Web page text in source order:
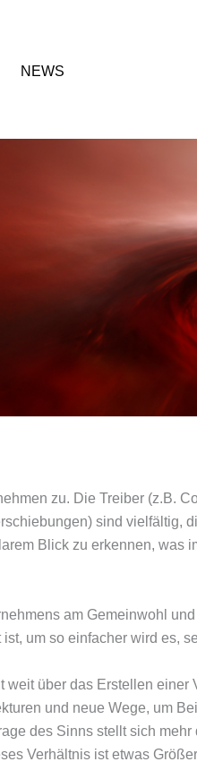
NEWS
zu. Die Treiber (z.B.
sind vielfältig,
Blick zu erkennen, was
am Gemeinwohl
um so einfacher wird es,
über das Erstellen einer
und neue Wege, um
des Sinns stellt sich
Verhältnis ist etwas